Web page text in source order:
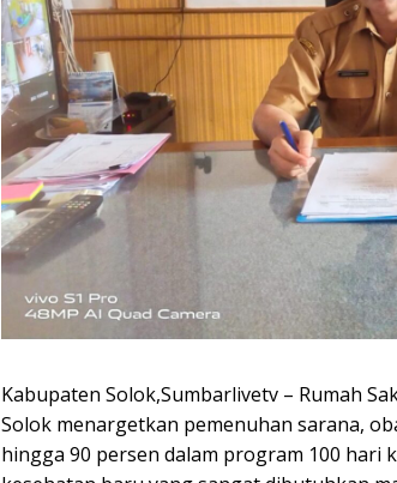
Kabupaten Solok,Sumbarlivetv – Rumah
Solok menargetkan pemenuhan sarana,
hingga 90 persen dalam program 100 hari